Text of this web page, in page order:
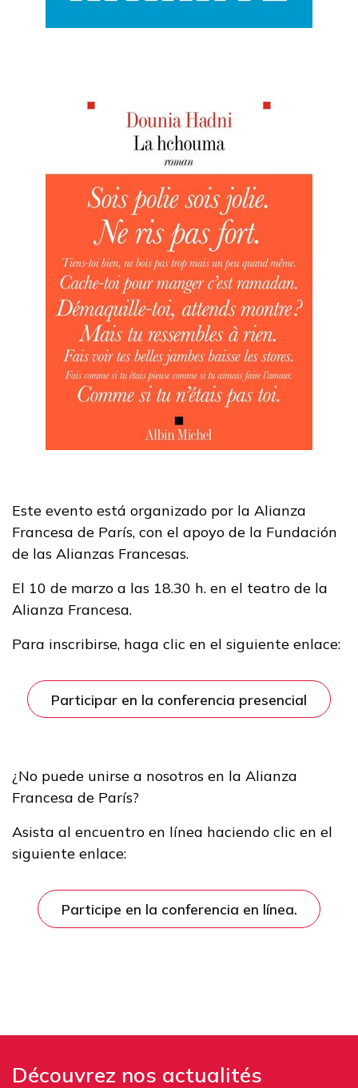
Este evento está organizado por la Alianza
Francesa de París, con el apoyo de la Fundación
de las Alianzas Francesas.
El 10 de marzo a las 18.30 h. en el teatro de la
Alianza Francesa.
Para inscribirse, haga clic en el siguiente enlace:
Participar en la conferencia presencial
¿No puede unirse a nosotros en la Alianza
Francesa de París?
Asista al encuentro en línea haciendo clic en el
siguiente enlace:
Participe en la conferencia en línea.
Découvrez nos actualités